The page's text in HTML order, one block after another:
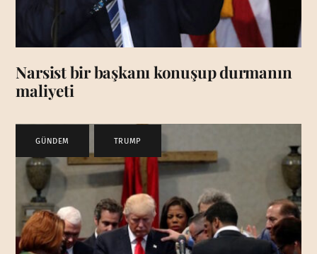
Narsist bir başkanı konuşup durmanın
maliyeti
GÜNDEM TRUMP